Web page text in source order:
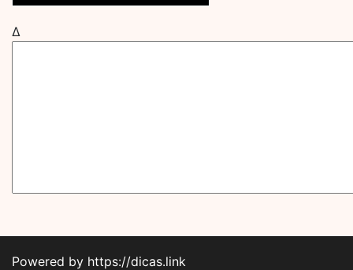
Δ
Powered by https://dicas.link